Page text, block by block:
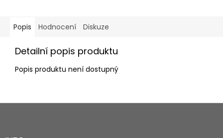
Popis Hodnocení Diskuze
Detailní popis produktu
Popis produktu není dostupný
Z